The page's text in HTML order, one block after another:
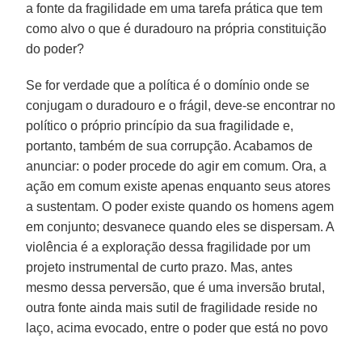
a fonte da fragilidade em uma tarefa prática que tem
como alvo o que é duradouro na própria constituição
do poder?
Se for verdade que a política é o domínio onde se
conjugam o duradouro e o frágil, deve-se encontrar no
político o próprio princípio da sua fragilidade e,
portanto, também de sua corrupção. Acabamos de
anunciar: o poder procede do agir em comum. Ora, a
ação em comum existe apenas enquanto seus atores
a sustentam. O poder existe quando os homens agem
em conjunto; desvanece quando eles se dispersam. A
violência é a exploração dessa fragilidade por um
projeto instrumental de curto prazo. Mas, antes
mesmo dessa perversão, que é uma inversão brutal,
outra fonte ainda mais sutil de fragilidade reside no
laço, acima evocado, entre o poder que está no povo